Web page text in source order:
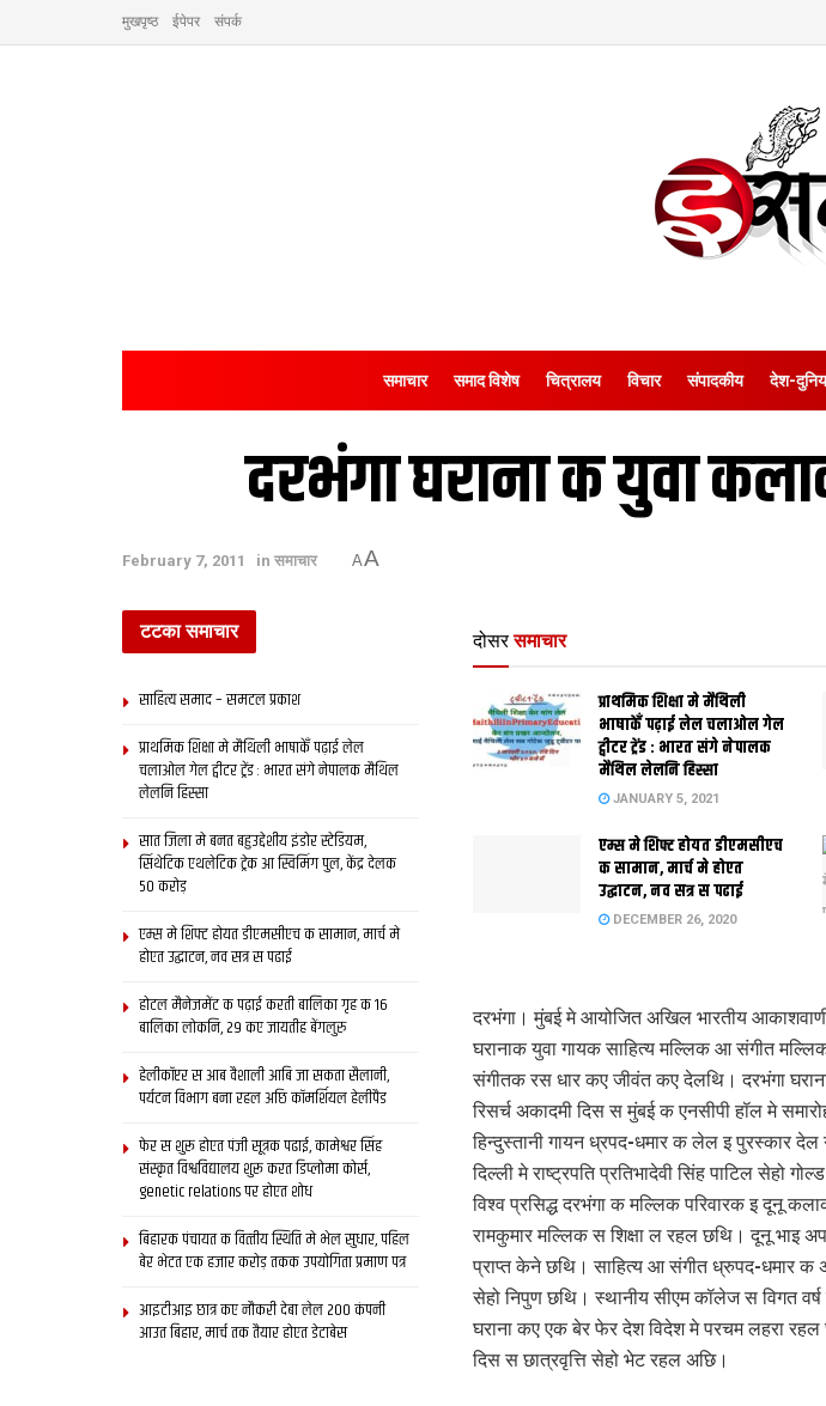
मुखपृष्ठ ईपेपर संपर्क
समाचार समाद विशेष चित्रालय विचार संपादकीय देश-
दरभंगा घराना क युवा
February 7, 2011 in समाचार AA
दोसर समाचार
प्राथमिक शि‍क्षा मे मैथि‍ली
भाषाकेँ पढ़ाई लेल चलाओल गेल
ट्वीटर ट्रेंड : भारत संगे नेपालक
मैथिल लेलनि हिस्सा
JANUARY 5, 2021
एम्स मे शिफ्ट होयत डीएमसीएच
क सामान, मार्च मे होएत
उद्घाटन, नव सत्र स पढाई
DECEMBER 26, 2020
दरभंगा। मुंबई मे आयोजित अखिल भारतीय आकाशवाणी
घरानाक युवा गायक साहित्य मल्लिक आ संगीत
संगीतक रस धार कए जीवंत कए देलथि। दरभंगा
रिसर्च अकादमी दिस स मुंबई क एनसीपी हॉल मे
हिन्दुस्तानी गायन ध्रपद-धमार क लेल इ पुरस्कार
दिल्ली मे राष्ट्रपति प्रतिभादेवी सिंह पाटिल सेहो
विश्व प्रसिद्ध दरभंगा क मल्लिक परिवारक इ दूनू
रामकुमार मल्लिक स शिक्षा ल रहल छथि। दूनू भाइ
प्राप्त केने छथि। साहित्य आ संगीत ध्रुपद-धमार क
सेहो निपुण छथि। स्थानीय सीएम कॉलेज स विगत
घराना कए एक बेर फेर देश विदेश मे परचम लहरा
दिस स छात्रवृत्ति सेहो भेट रहल अछि।
टटका समाचार
साहित्य समाद – समटल प्रकाश
प्राथमिक शि‍क्षा मे मैथि‍ली भाषाकेँ पढ़ाई लेल
चलाओल गेल ट्वीटर ट्रेंड : भारत संगे नेपालक मैथिल
लेलनि हिस्सा
सात जिला मे बनत बहुउद्देशीय इंडोर स्‍टेडि‍यम,
सिंथेटिक एथलेटिक ट्रेक आ स्विमिंग पुल, केंद्र देलक
50 करोड़
एम्स मे शिफ्ट होयत डीएमसीएच क सामान, मार्च मे
होएत उद्घाटन, नव सत्र स पढाई
होटल मैनेजमेंट क पढ़ाई करती बालिका गृह क 16
बालिका लोकनि, 29 कए जायतीह बेंगलुरु
हेलीकॉप्टर स आब वैशाली आबि जा सकता सैलानी,
पर्यटन विभाग बना रहल अछि कॉमर्शियल हेलीपैड
फेर स शुरू होएत पंजी सूत्रक पढाई, कामेश्वर सिंह
संस्कृत विश्वविद्यालय शुरू करत डिप्लोमा कोर्स,
genetic relations पर होएत शोध
बिहारक पंचायत क वित्‍तीय स्थिति मे भेल सुधार, पहिल
बेर भेटत एक हजार करोड़ तकक उपयोगिता प्रमाण पत्र
आइटीआइ छात्र कए नौकरी देबा लेल 200 कंपनी
आउत बिहार, मार्च तक तैयार होएत डेटाबेस